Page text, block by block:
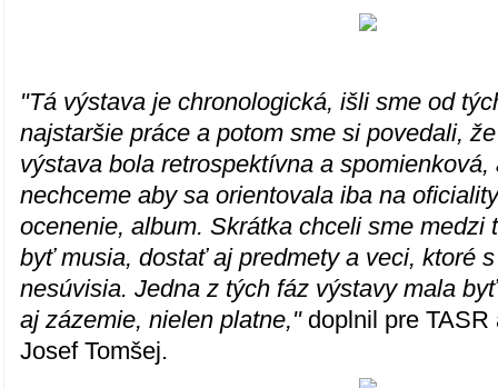
"Tá výstava je chronologická, išli sme od
najstaršie práce a potom sme si povedali,
výstava bola retrospektívna a spomienková,
nechceme aby sa orientovala iba na
ocenenie, album. Skrátka chceli sme medzi
byť musia, dostať aj predmety a veci, ktoré
nesúvisia. Jedna z tých fáz výstavy mala
aj zázemie, nielen platne," doplnil pre
Josef Tomšej.